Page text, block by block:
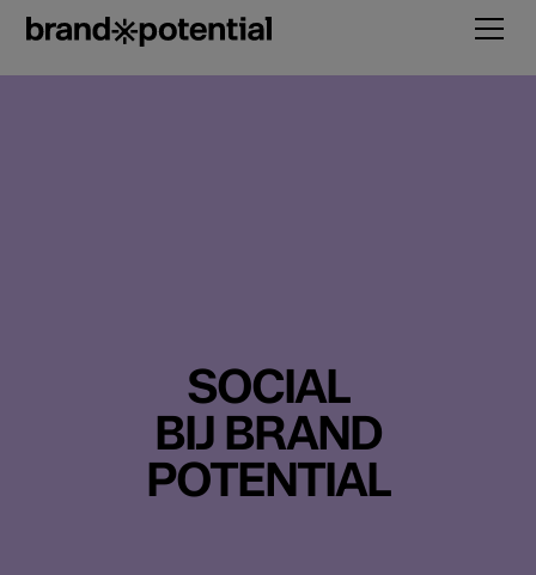
SOCIAL
BIJ BRAND
POTENTIAL